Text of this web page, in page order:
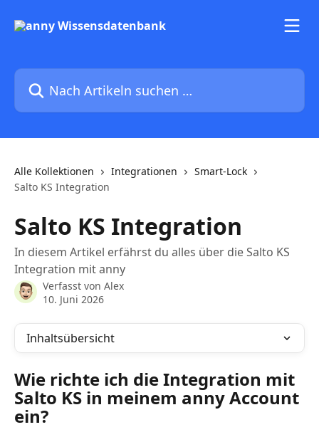
Nach Artikeln suchen …
Alle Kollektionen Integrationen
Smart-Lock
Salto KS Integration
Salto KS Integration
In diesem Artikel erfährst du alles über die Salto KS
Integration mit anny
Verfasst von Alex
10. Juni 2026
Inhaltsübersicht
Wie richte ich die Integration mit
Salto KS in meinem anny Account
ein?